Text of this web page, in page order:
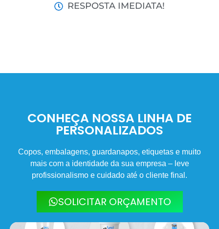
RESPOSTA IMEDIATA!
CONHEÇA NOSSA LINHA DE
PERSONALIZADOS
Copos, embalagens, guardanapos, etiquetas e muito
mais com a identidade da sua empresa – leve
profissionalismo e cuidado até o cliente final.
SOLICITAR ORÇAMENTO